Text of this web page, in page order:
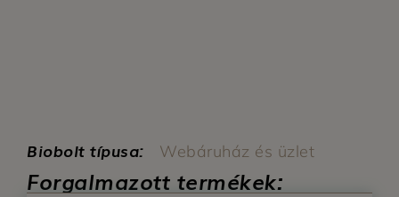
Biobolt típusa: Webáruház és üzlet
Forgalmazott termékek: